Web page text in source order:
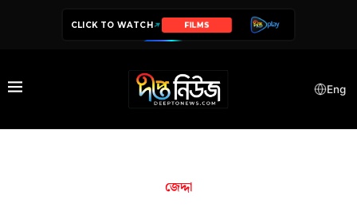
CLICK TO WATCH FILMS
Eng
জেদ্দা